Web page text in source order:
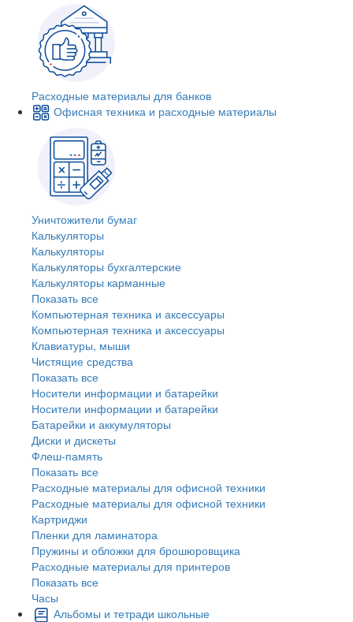
Расходные материалы для банков
Офисная техника и расходные материалы
Уничтожители бумаг
Калькуляторы
Калькуляторы
Калькуляторы бухгалтерские
Калькуляторы карманные
Показать все
Компьютерная техника и аксессуары
Компьютерная техника и аксессуары
Клавиатуры, мыши
Чистящие средства
Показать все
Носители информации и батарейки
Носители информации и батарейки
Батарейки и аккумуляторы
Диски и дискеты
Флеш-память
Показать все
Расходные материалы для офисной техники
Расходные материалы для офисной техники
Картриджи
Пленки для ламинатора
Пружины и обложки для брошюровщика
Расходные материалы для принтеров
Показать все
Часы
Альбомы и тетради школьные